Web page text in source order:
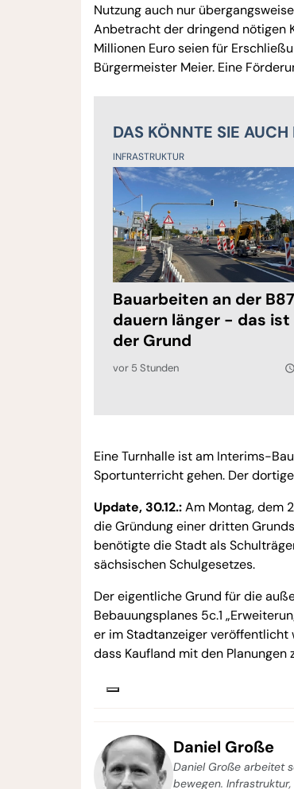
Nutzung auch nur
Anbetracht der dringend nötigen
Millionen Euro seien für
Bürgermeister Meier. Eine
DAS KÖNNTE SIE AUCH
INFRASTRUKTUR
Bauarbeiten an der B87
dauern länger - das ist
der Grund
vor 5 Stunden query_builder
Eine Turnhalle ist am Interims-
Sportunterricht gehen. Der
Update, 30.12.:Am Montag, dem
die Gründung einer dritten
benötigte die Stadt als
sächsischen Schulgesetzes.
Der eigentliche Grund für die
Bebauungsplanes 5c.1
er im Stadtanzeiger veröffentlicht
dass Kaufland mit den Planungen
Daniel Große
Daniel Große arbeitet
bewegen.